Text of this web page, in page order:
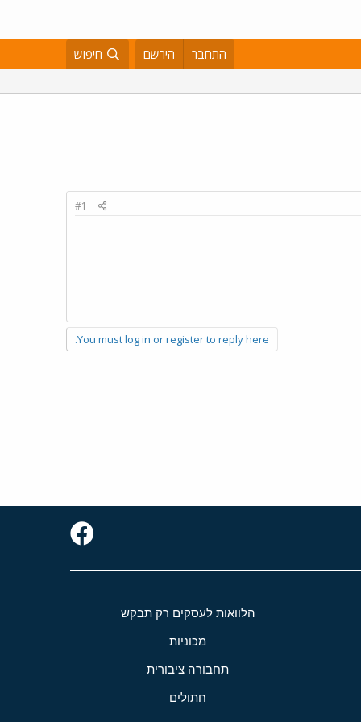
התחבר הירשם חיפוש
#1
You must log in or register to reply here.
הלוואות לעסקים רק תבקש
מכוניות
תחבורה ציבורית
חתולים